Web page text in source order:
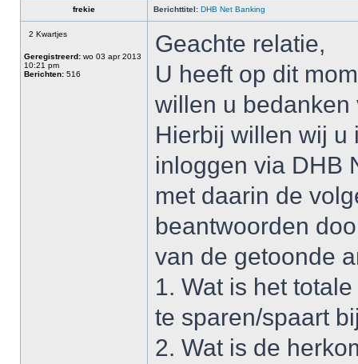
frekie Berichttitel: DHB Net Banking
2 Kwartjes
Geregistreerd: wo 03 apr 2013
10:21 pm
Berichten: 516
Geachte relatie,
U heeft op dit
willen u
Hierbij willen wij u
inloggen via DHB
met daarin de
beantwoorden
van de getoonde
1. Wat is het
te sparen/spaart
2. Wat is de